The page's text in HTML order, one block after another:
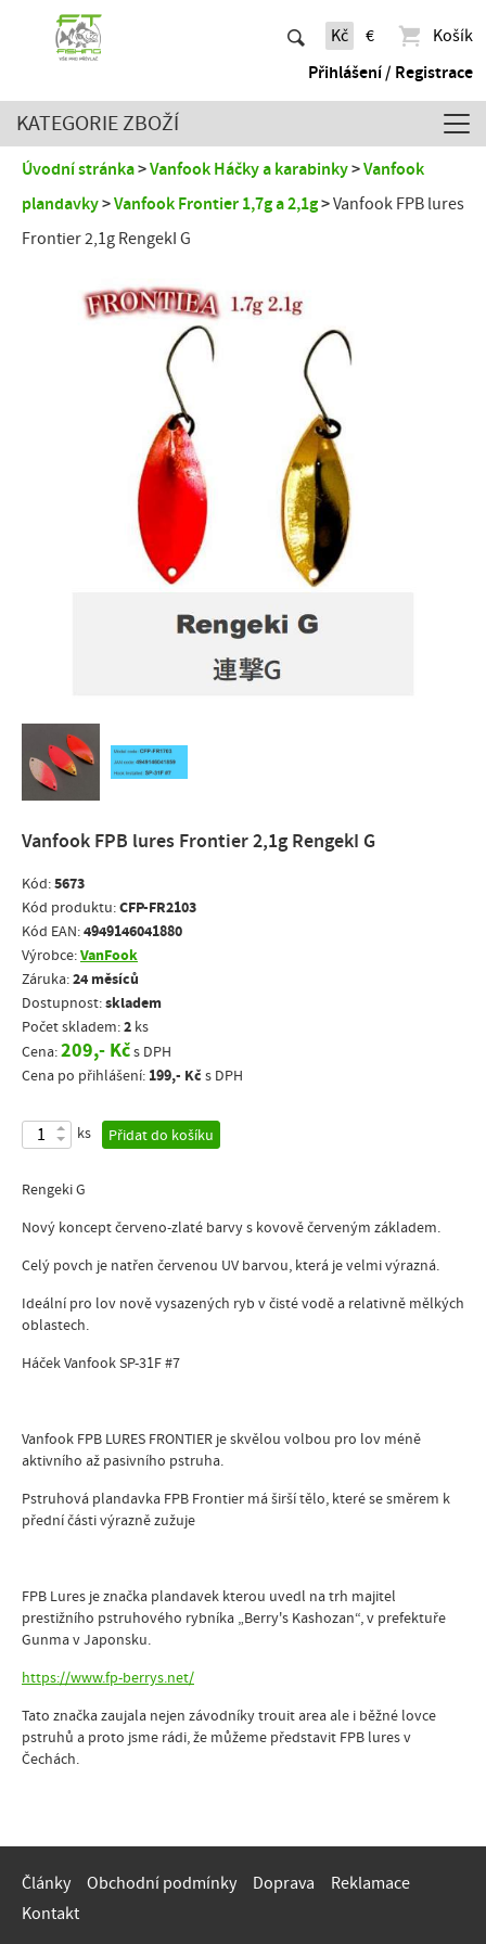
Kč €
Košík
Přihlášení / Registrace
KATEGORIE ZBOŽÍ
Úvodní stránka Vanfook Háčky a karabinky
Vanfook
plandavky
Vanfook Frontier 1,7g a 2,1g
Vanfook FPB lures
Frontier 2,1g RengekI G
Vanfook FPB lures Frontier 2,1g RengekI G
Kód:5673
Kód produktu:CFP-FR2103
Kód EAN:4949146041880
Výrobce:VanFook
Záruka:24 měsíců
Dostupnost:skladem
Počet skladem:2 ks
Cena:209,- Kčs DPH
Cena po přihlášení: 199,- Kč s DPH
ks Přidat do košíku
Rengeki G
Nový koncept červeno-zlaté barvy s kovově červeným základem.
Celý povch je natřen červenou UV barvou, která je velmi výrazná.
Ideální pro lov nově vysazených ryb v čisté vodě a relativně mělkých
oblastech.
Háček Vanfook SP-31F #7
Vanfook FPB LURES FRONTIER je skvělou volbou pro lov méně
aktivního až pasivního pstruha.
Pstruhová plandavka FPB Frontier má širší tělo, které se směrem k
přední části výrazně zužuje
FPB Lures je značka plandavek kterou uvedl na trh majitel
prestižního pstruhového rybníka „Berry's Kashozan“, v prefektuře
Gunma v Japonsku.
https://www.fp-berrys.net/
Tato značka zaujala nejen závodníky trouit area ale i běžné lovce
pstruhů a proto jsme rádi, že můžeme představit FPB lures v
Čechách.
Články Obchodní podmínky Doprava
Reklamace
Kontakt